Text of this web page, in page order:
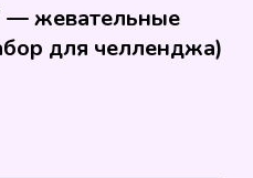
— жевательные
для челленджа)